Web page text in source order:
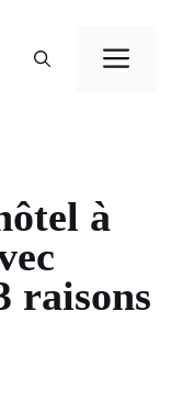
à
raisons